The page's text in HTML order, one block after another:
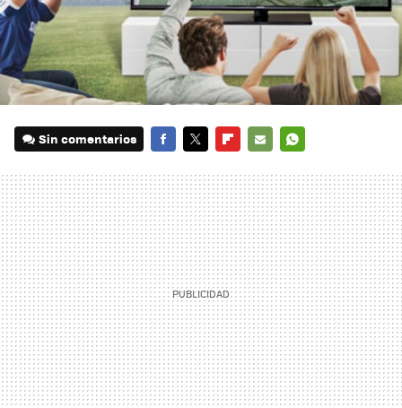
Sin comentarios
MAIL